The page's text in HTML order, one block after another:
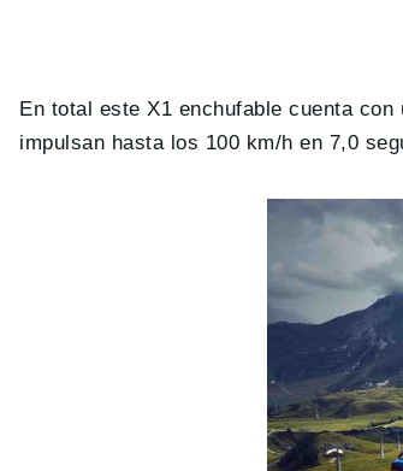
En total este X1 enchufable cuenta
impulsan hasta los 100 km/h en 7,0